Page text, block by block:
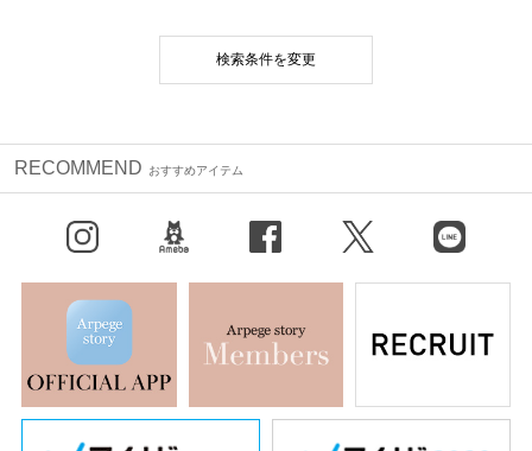
検索条件を変更
RECOMMEND おすすめアイテム
X（旧Twitter） LINE